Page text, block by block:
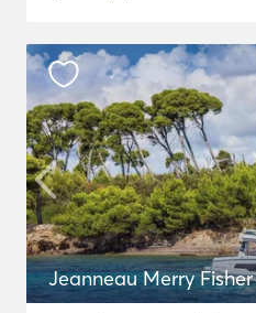
Jeanneau Merry